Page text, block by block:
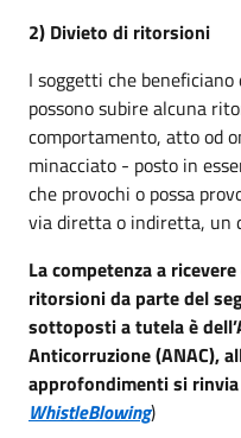
2) Divieto di ritorsioni
I soggetti che
possono subire alcuna
comportamento, atto od
minacciato - posto in
che provochi o possa
via diretta o indiretta, un
La competenza a
ritorsioni da parte del
sottoposti a tutela è
Anticorruzione (ANAC),
approfondimenti si rinvia
WhistleBlowing)